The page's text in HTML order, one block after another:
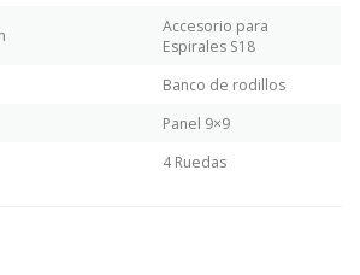
Accesorio para
Espirales S18
Banco de rodillos
Panel 9×9
4 Ruedas